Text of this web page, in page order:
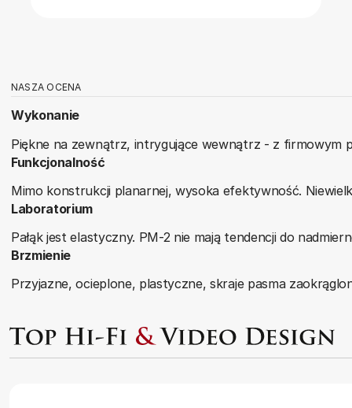
NASZA OCENA
Wykonanie
Piękne na zewnątrz, intrygujące wewnątrz - z firmowym
Funkcjonalność
Mimo konstrukcji planarnej, wysoka efektywność.
Laboratorium
Pałąk jest elastyczny. PM-2 nie mają tendencji do
Brzmienie
Przyjazne, ocieplone, plastyczne, skraje pasma